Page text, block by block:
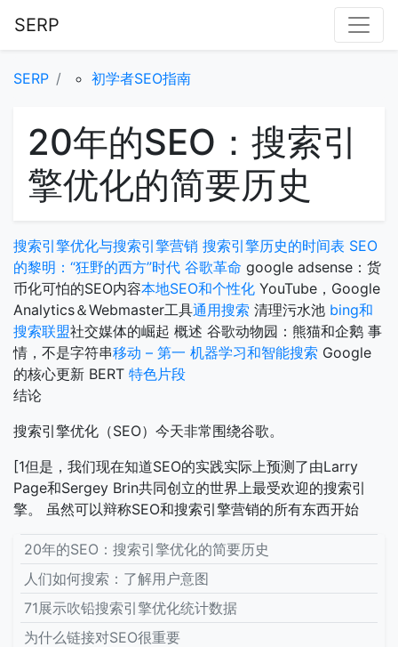
SERP
SERP 初学者SEO指南
20年的SEO：搜索引
擎优化的简要历史
搜索引擎优化与搜索引擎营销 搜索引擎历史的时间表 SEO
的黎明：“狂野的西方”时代 谷歌革命 google adsense：货
币化可怕的SEO内容本地SEO和个性化 YouTube，Google
Analytics＆Webmaster工具通用搜索 清理污水池 bing和
搜索联盟社交媒体的崛起 概述 谷歌动物园：熊猫和企鹅 事
情，不是字符串移动 – 第一 机器学习和智能搜索 Google
的核心更新 BERT 特色片段
结论
搜索引擎优化（SEO）今天非常围绕谷歌。
[1但是，我们现在知道SEO的实践实际上预测了由Larry
Page和Sergey Brin共同创立的世界上最受欢迎的搜索引
擎。
虽然可以辩称SEO和搜索引擎营销的所有东西开始
20年的SEO：搜索引擎优化的简要历史
人们如何搜索：了解用户意图
71展示吹铅搜索引擎优化统计数据
为什么链接对SEO很重要